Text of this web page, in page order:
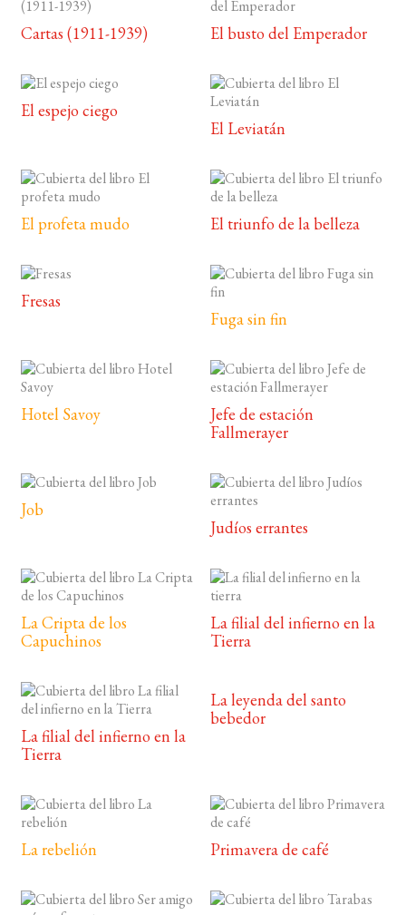
Cartas (1911-1939) El busto del Emperador
El espejo ciego
El Leviatán
El profeta mudo El triunfo de la belleza
Fresas
Fuga sin fin
Hotel Savoy
Jefe de estación
Fallmerayer
Job
Judíos errantes
La Cripta de los
Capuchinos
La filial del infierno en la
Tierra
La filial del infierno en la
Tierra
La leyenda del santo
bebedor
La rebelión Primavera de café